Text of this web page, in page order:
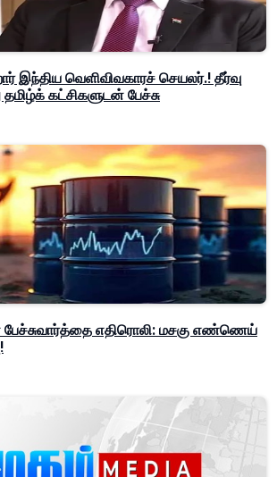
இந்திய வெளிவிவகாரச் செயலர்.! தீர்வு
தமிழ்க் கட்சிகளுடன் பேச்சு
பேச்சுவார்த்தை எதிரொலி: மசகு எண்ணெய்